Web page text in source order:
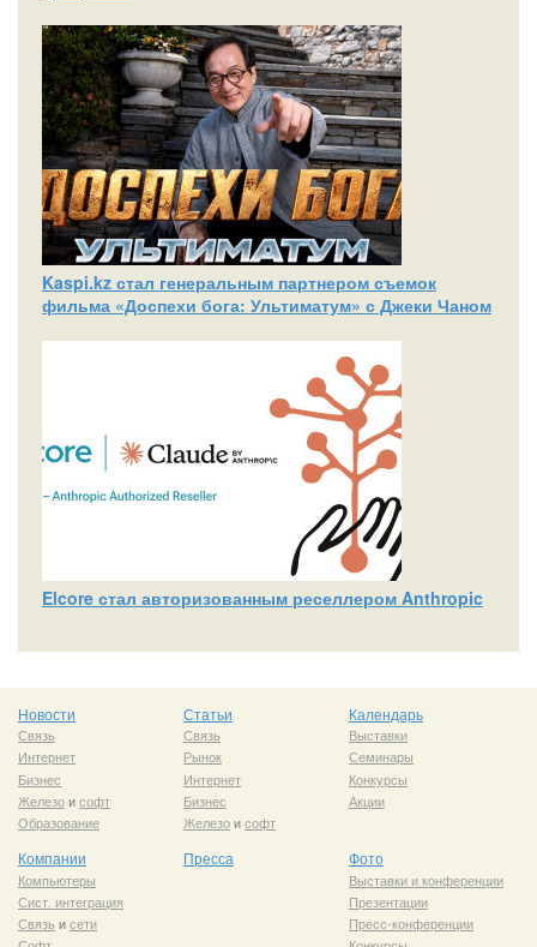
Kaspi.kz стал генеральным партнером съемок
фильма «Доспехи бога: Ультиматум» с Джеки Чаном
Elcore стал авторизованным реселлером Anthropic
Новости
Связь
Интернет
Бизнес
Железоисофт
Образование
Статьи
Связь
Рынок
Интернет
Бизнес
Железоисофт
Календарь
Выставки
Семинары
Конкурсы
Акции
Компании
Компьютеры
Сист. интеграция
Связь исети
Пресса Фото
Выставки и конференции
Презентации
Пресс-конференции